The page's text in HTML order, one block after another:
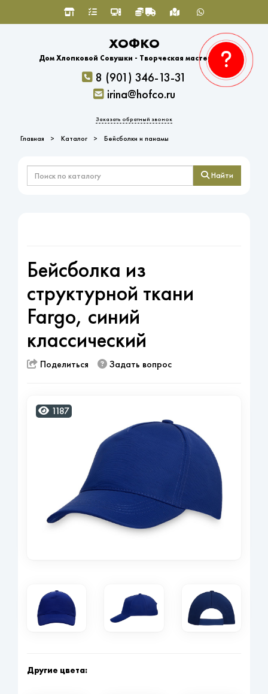
ХОФКО
Дом Хлопковой Совушки - Творческая мастерская
8 (901) 346-13-31
irina@hofco.ru
Заказать обратный звонок
Главная Каталог Бейсболки и панамы
Найти
Бейсболка из
структурной ткани
Fargo, синий
классический
Поделиться Задать вопрос
1187
Другие цвета: